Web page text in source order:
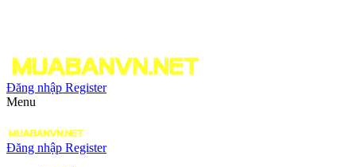
Đăng nhập Register
Menu
Đăng nhập Register